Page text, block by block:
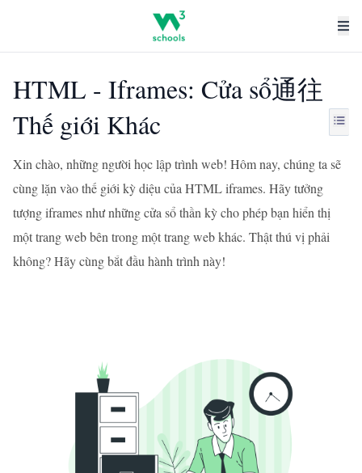
HTML - Iframes: Cửa sổ通往
Thế giới Khác
Xin chào, những người học lập trình web! Hôm nay, chúng ta sẽ
cùng lặn vào thế giới kỳ diệu của HTML iframes. Hãy tưởng
tượng iframes như những cửa sổ thần kỳ cho phép bạn hiển thị
một trang web bên trong một trang web khác. Thật thú vị phải
không? Hãy cùng bắt đầu hành trình này!